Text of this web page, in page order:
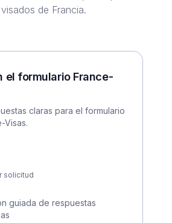
de Francia.
el formulario France-
claras para el formulario
Visas.
solicitud
guiada de respuestas